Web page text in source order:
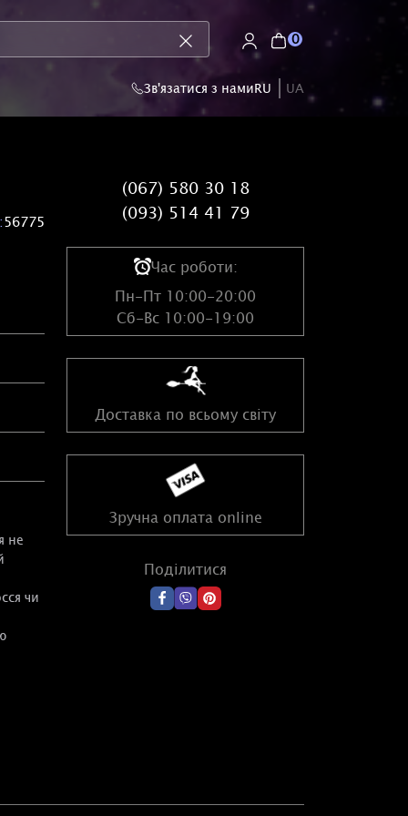
0
Зв'язатися з намиRU UA
56775
не
чи
(067) 580 30 18
(093) 514 41 79
Час роботи:
Пн-Пт 10:00-20:00
Сб-Вс 10:00-19:00
Доставка по всьому світу
Зручна оплата online
Поділитися